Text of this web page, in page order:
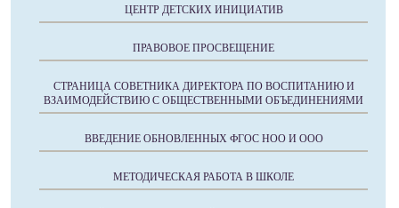
ЦЕНТР ДЕТСКИХ ИНИЦИАТИВ
ПРАВОВОЕ ПРОСВЕЩЕНИЕ
СТРАНИЦА СОВЕТНИКА ДИРЕКТОРА ПО ВОСПИТАНИЮ И
ВЗАИМОДЕЙСТВИЮ С ОБЩЕСТВЕННЫМИ ОБЪЕДИНЕНИЯМИ
ВВЕДЕНИЕ ОБНОВЛЕННЫХ ФГОС НОО И ООО
МЕТОДИЧЕСКАЯ РАБОТА В ШКОЛЕ